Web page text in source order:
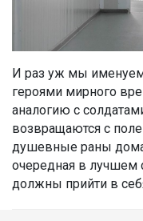
И раз уж мы
героями мирного
аналогию с
возвращаются с
душевные раны
очередная в лучшем
должны прийти в